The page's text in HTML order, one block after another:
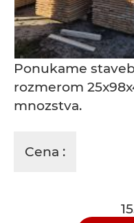
Ponukame
rozmerom
mnozstva.
Cena :